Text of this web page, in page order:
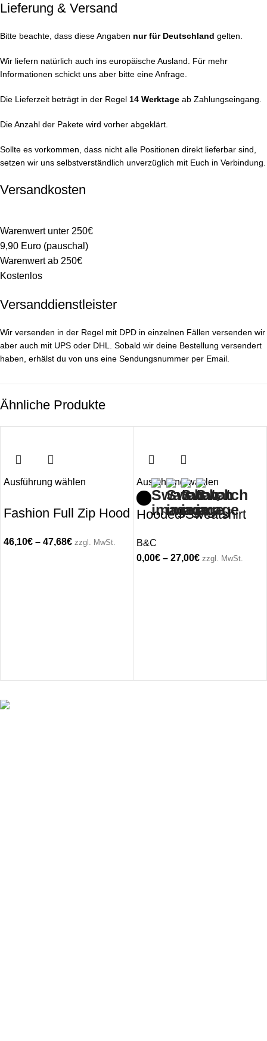
Lieferung & Versand
Bitte beachte, dass diese Angaben nur für Deutschland gelten.
Wir liefern natürlich auch ins europäische Ausland. Für mehr
Informationen schickt uns aber bitte eine Anfrage.
Die Lieferzeit beträgt in der Regel 14 Werktage ab Zahlungseingang.
Die Anzahl der Pakete wird vorher abgeklärt.
Sollte es vorkommen, dass nicht alle Positionen direkt lieferbar sind,
setzen wir uns selbstverständlich unverzüglich mit Euch in Verbindung.
Versandkosten
Warenwert unter 250€
9,90 Euro (pauschal)
Warenwert ab 250€
Kostenlos
Versanddienstleister
Wir versenden in der Regel mit DPD in einzelnen Fällen versenden wir
aber auch mit UPS oder DHL. Sobald wir deine Bestellung versendert
haben, erhälst du von uns eine Sendungsnummer per Email.
Ähnliche Produkte
Ausführung wählen
Fashion Full Zip Hood
46,10€ – 47,68€ zzgl. MwSt.
Ausführung wählen
+9
Hooded Sweatshirt
B&C
0,00€ – 27,00€ zzgl. MwSt.